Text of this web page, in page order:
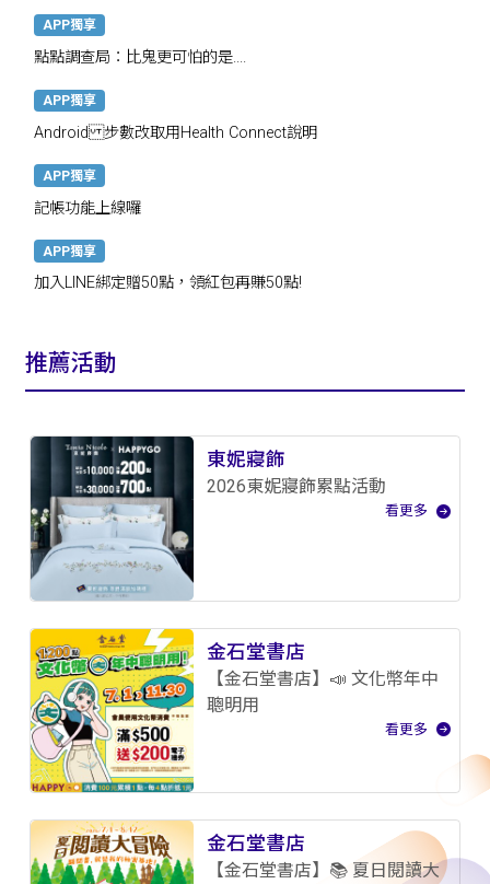
APP獨享
點點調查局：比鬼更可怕的是....
APP獨享
Android 步數改取用Health Connect說明
APP獨享
記帳功能上線囉
APP獨享
加入LINE綁定贈50點，領紅包再賺50點!
推薦活動
東妮寢飾
2026東妮寢飾累點活動
看更多
金石堂書店
【金石堂書店】📣 文化幣年中
聰明用
看更多
金石堂書店
【金石堂書店】📚 夏日閱讀大